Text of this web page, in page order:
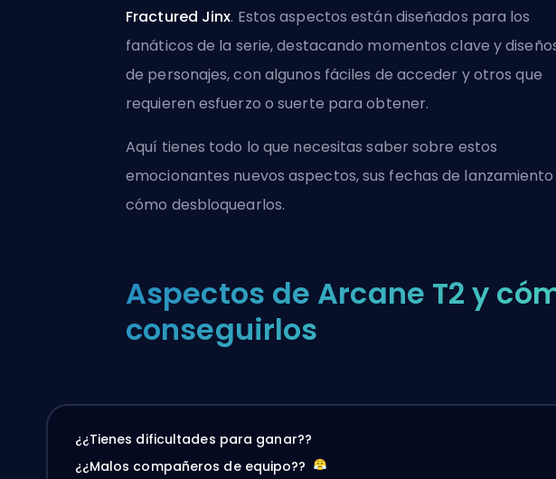
Fractured Jinx. Estos aspectos están diseñados para los
fanáticos de la serie, destacando momentos clave y
de personajes, con algunos fáciles de acceder y otros que
requieren esfuerzo o suerte para obtener.
Aquí tienes todo lo que necesitas saber sobre estos
emocionantes nuevosaspectos, sus fechas de
cómo desbloquearlos.
Aspectos de Arcane T2 y
conseguirlos
¿¿Tienes dificultades para ganar??
¿¿Malos compañeros de equipo??